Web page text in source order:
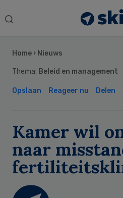
Search
Home › Nieuws
Thema: Beleid en management
Opslaan Reageer nu Delen
Kamer wil
naar
Sidebar